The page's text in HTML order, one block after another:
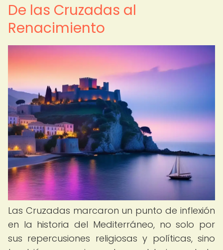
De las Cruzadas al
Renacimiento
Las Cruzadas marcaron un punto de inflexión
en la historia del Mediterráneo, no solo por
sus repercusiones religiosas y políticas, sino